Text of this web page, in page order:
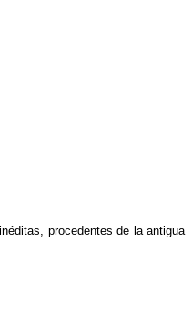
procedentes de la antigua